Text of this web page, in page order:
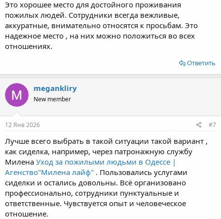
Это хорошее место для достойного проживания
пожилых людей. Сотрудники всегда вежливые,
аккуратные, внимательно относятся к просьбам. Это
надежное место , на них можно положиться во всех
отношениях.
Ответить
megankliry
New member
12 Янв 2026 #7
Лучше всего выбрать в такой ситуации такой вариант ,
как сиделка, например, через патронажную службу
Милена Уход за пожилыми людьми в Одессе |
Агенство"Милена лайф" . Пользовались услугами
сиделки и остались довольны. Всё организовано
профессионально, сотрудники пунктуальные и
ответственные. Чувствуется опыт и человеческое
отношение.